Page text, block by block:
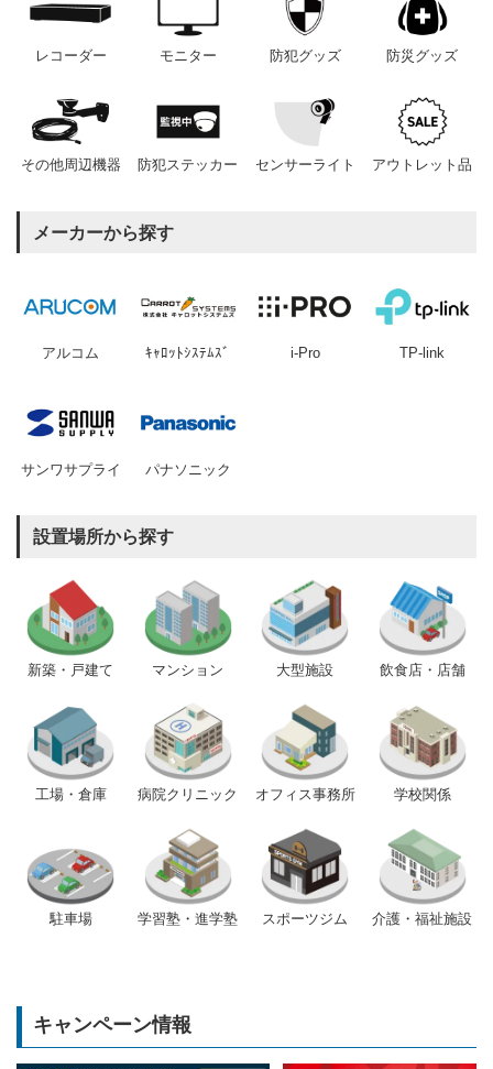
レコーダー モニター 防犯グッズ 防災グッズ
その他周辺機器 防犯ステッカー センサーライト アウトレット品
メーカーから探す
アルコム ｷｬﾛｯﾄｼｽﾃﾑｽﾞ i-Pro TP-link
サンワサプライ パナソニック
設置場所から探す
新築・戸建て マンション 大型施設 飲食店・店舗
工場・倉庫 病院クリニック オフィス事務所 学校関係
駐車場 学習塾・進学塾 スポーツジム 介護・福祉施設
キャンペーン情報